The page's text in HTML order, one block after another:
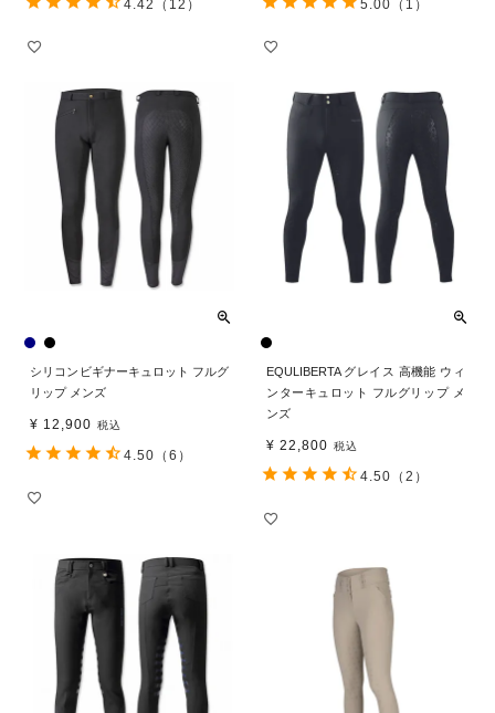
4.42 （12） 5.00 （1）
シリコンビギナーキュロット フルグ
リップ メンズ
¥ 12,900 税込
4.50 （6）
EQULIBERTA グレイス 高機能 ウィ
ンターキュロット フルグリップ メ
ンズ
¥ 22,800 税込
4.50 （2）